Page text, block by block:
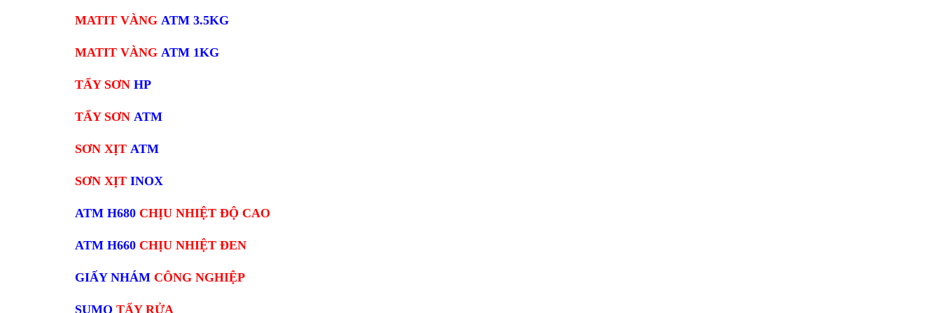
MATIT VÀNG ATM 3.5KG
MATIT VÀNG ATM 1KG
TẨY SƠN HP
TẨY SƠN ATM
SƠN XỊT ATM
SƠN XỊT INOX
ATM H680 CHỊU NHIỆT ĐỘ CAO
ATM H660 CHỊU NHIỆT ĐEN
GIẤY NHÁM CÔNG NGHIỆP
SUMO TẨY RỬA